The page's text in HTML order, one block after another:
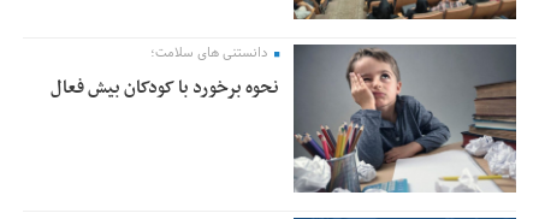
دانستنی های سلامت؛
نحوه برخورد با کودکان بیش فعال